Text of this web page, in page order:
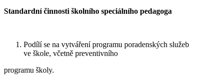
Standardní činnosti školního speciálního pedagoga
Podílí se na vytváření programu poradenských služeb
ve škole, včetně preventivního
programu školy.